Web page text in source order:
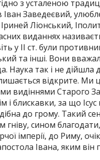
з усталеною
Заведеєвий,
Ліонський,
виданнях
у II ст. були
та інші. Вони
Наука так і не дійшла
відкрите.
видіннями Старого
і блискавки, за що
до грому. Такий
сином
імперії, до Риму,
Івана, яким він